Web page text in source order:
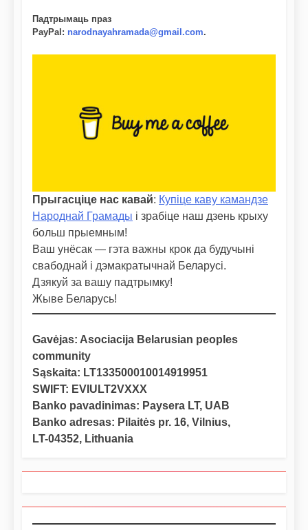
Падтрымаць праз
PayPal : narodnayahramada@gmail.com.
Прыгасціце нас кавай: Купіце каву камандзе
Народнай Грамады і зрабіце наш дзень крыху
больш прыемным!
Ваш унёсак — гэта важны крок да будучыні
свабоднай і дэмакратычнай Беларусі.
Дзякуй за вашу падтрымку!
Жыве Беларусь!
Gavėjas: Asociacija Belarusian peoples
community
Sąskaita: LT133500010014919951
SWIFT: EVIULT2VXXX
Banko pavadinimas: Paysera LT, UAB
Banko adresas: Pilaitės pr. 16, Vilnius,
LT-04352, Lithuania